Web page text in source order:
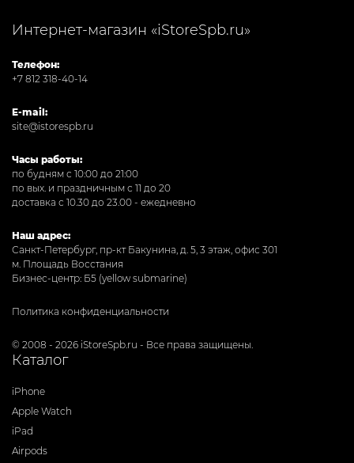
Интернет-магазин «iStoreSpb.ru»
Телефон:
+7 812 318-40-14
E-mail:
site@istorespb.ru
Часы работы:
по будням с 10:00 до 21:00
по вых. и праздничным с 11 до 20
доставка с 10.30 до 23.00 - ежедневно
Наш адрес:
Санкт-Петербург, пр-кт Бакунина, д. 5, 3 этаж, офис 301
м. Площадь Восстания
Бизнес-центр: Б5 (yellow submarine)
Политика конфиденциальности
© 2008 - 2026 iStoreSpb.ru - Все права защищены.
Каталог
iPhone
Apple Watch
iPad
Airpods